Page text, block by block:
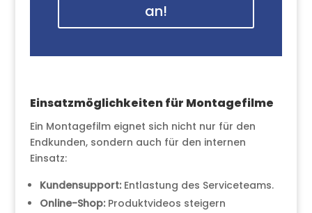
an!
Einsatzmöglichkeiten für Montagefilme
Ein Montagefilm eignet sich nicht nur für den
Endkunden, sondern auch für den internen
Einsatz:
Kundensupport:Entlastung des Serviceteams.
Online-Shop:Produktvideos steigern